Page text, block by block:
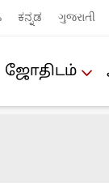
ಕನ್ನಡ ગુજરાતી
ஜோ‌திட‌ம்